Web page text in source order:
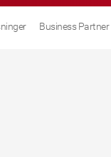
Business